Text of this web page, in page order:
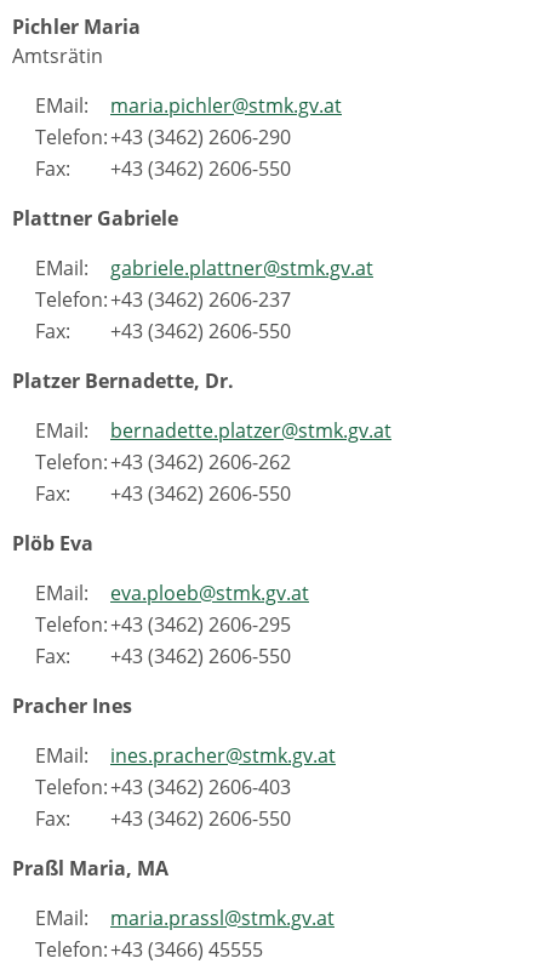
Pichler Maria
Amtsrätin
EMail:
maria.pichler@stmk.gv.at
Telefon:+43 (3462) 2606-290
Fax:
+43 (3462) 2606-550
Plattner Gabriele
EMail:
gabriele.plattner@stmk.gv.at
Telefon:+43 (3462) 2606-237
Fax:
+43 (3462) 2606-550
Platzer Bernadette, Dr.
EMail:
bernadette.platzer@stmk.gv.at
Telefon:+43 (3462) 2606-262
Fax:
+43 (3462) 2606-550
Plöb Eva
EMail:
eva.ploeb@stmk.gv.at
Telefon:+43 (3462) 2606-295
Fax:
+43 (3462) 2606-550
Pracher Ines
EMail:
ines.pracher@stmk.gv.at
Telefon:+43 (3462) 2606-403
Fax:
+43 (3462) 2606-550
Praßl Maria, MA
EMail:
maria.prassl@stmk.gv.at
Telefon:+43 (3466) 45555